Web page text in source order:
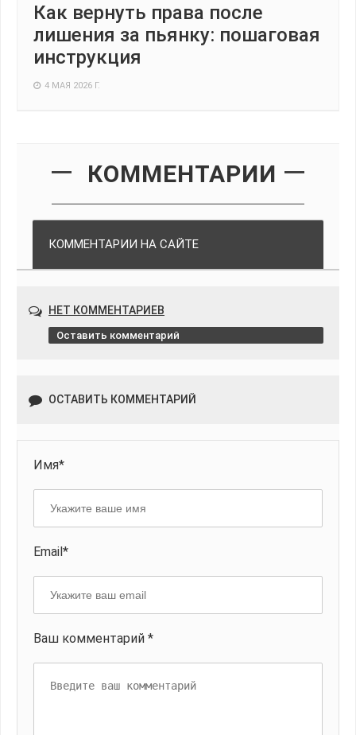
Как вернуть права после
лишения за пьянку: пошаговая
инструкция
4 МАЯ 2026 Г.
КОММЕНТАРИИ
КОММЕНТАРИИ НА САЙТЕ
НЕТ КОММЕНТАРИЕВ
Оставить комментарий
ОСТАВИТЬ КОММЕНТАРИЙ
Имя*
Email*
Ваш комментарий *